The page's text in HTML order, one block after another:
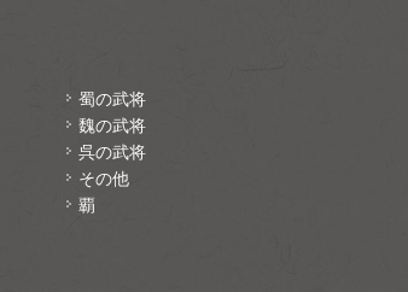
蜀の武将
魏の武将
呉の武将
その他
覇